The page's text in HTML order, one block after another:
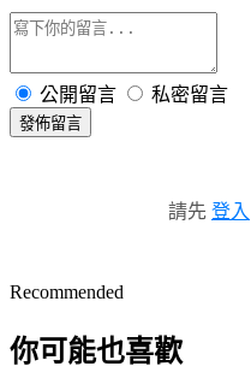
公開留言 私密留言
發佈留言
請先 登入
Recommended
你可能也喜歡